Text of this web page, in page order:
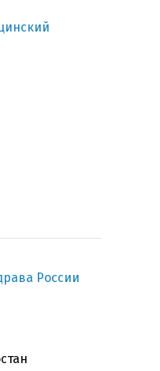
России